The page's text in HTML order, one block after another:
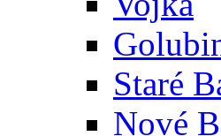
Staré
Nové